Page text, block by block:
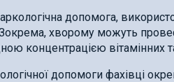
допомога,
Зокрема, хворому можуть
концентрацією вітамінних
допомоги фахівці